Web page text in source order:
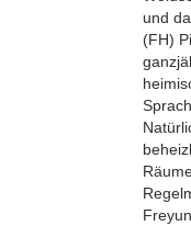
und
(FH)